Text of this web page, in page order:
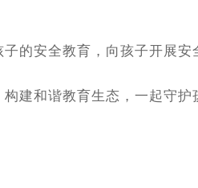
安全教育，向孩子开展安
和谐教育生态，一起守护